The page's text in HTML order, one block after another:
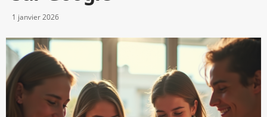
1 janvier 2026